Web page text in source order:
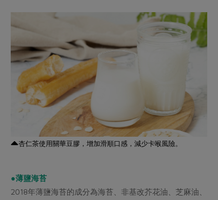
杏仁茶使用關華豆膠，增加滑順口感，減少卡喉風險。
●薄鹽海苔
2018年薄鹽海苔的成分為海苔、非基改芥花油、芝麻油、